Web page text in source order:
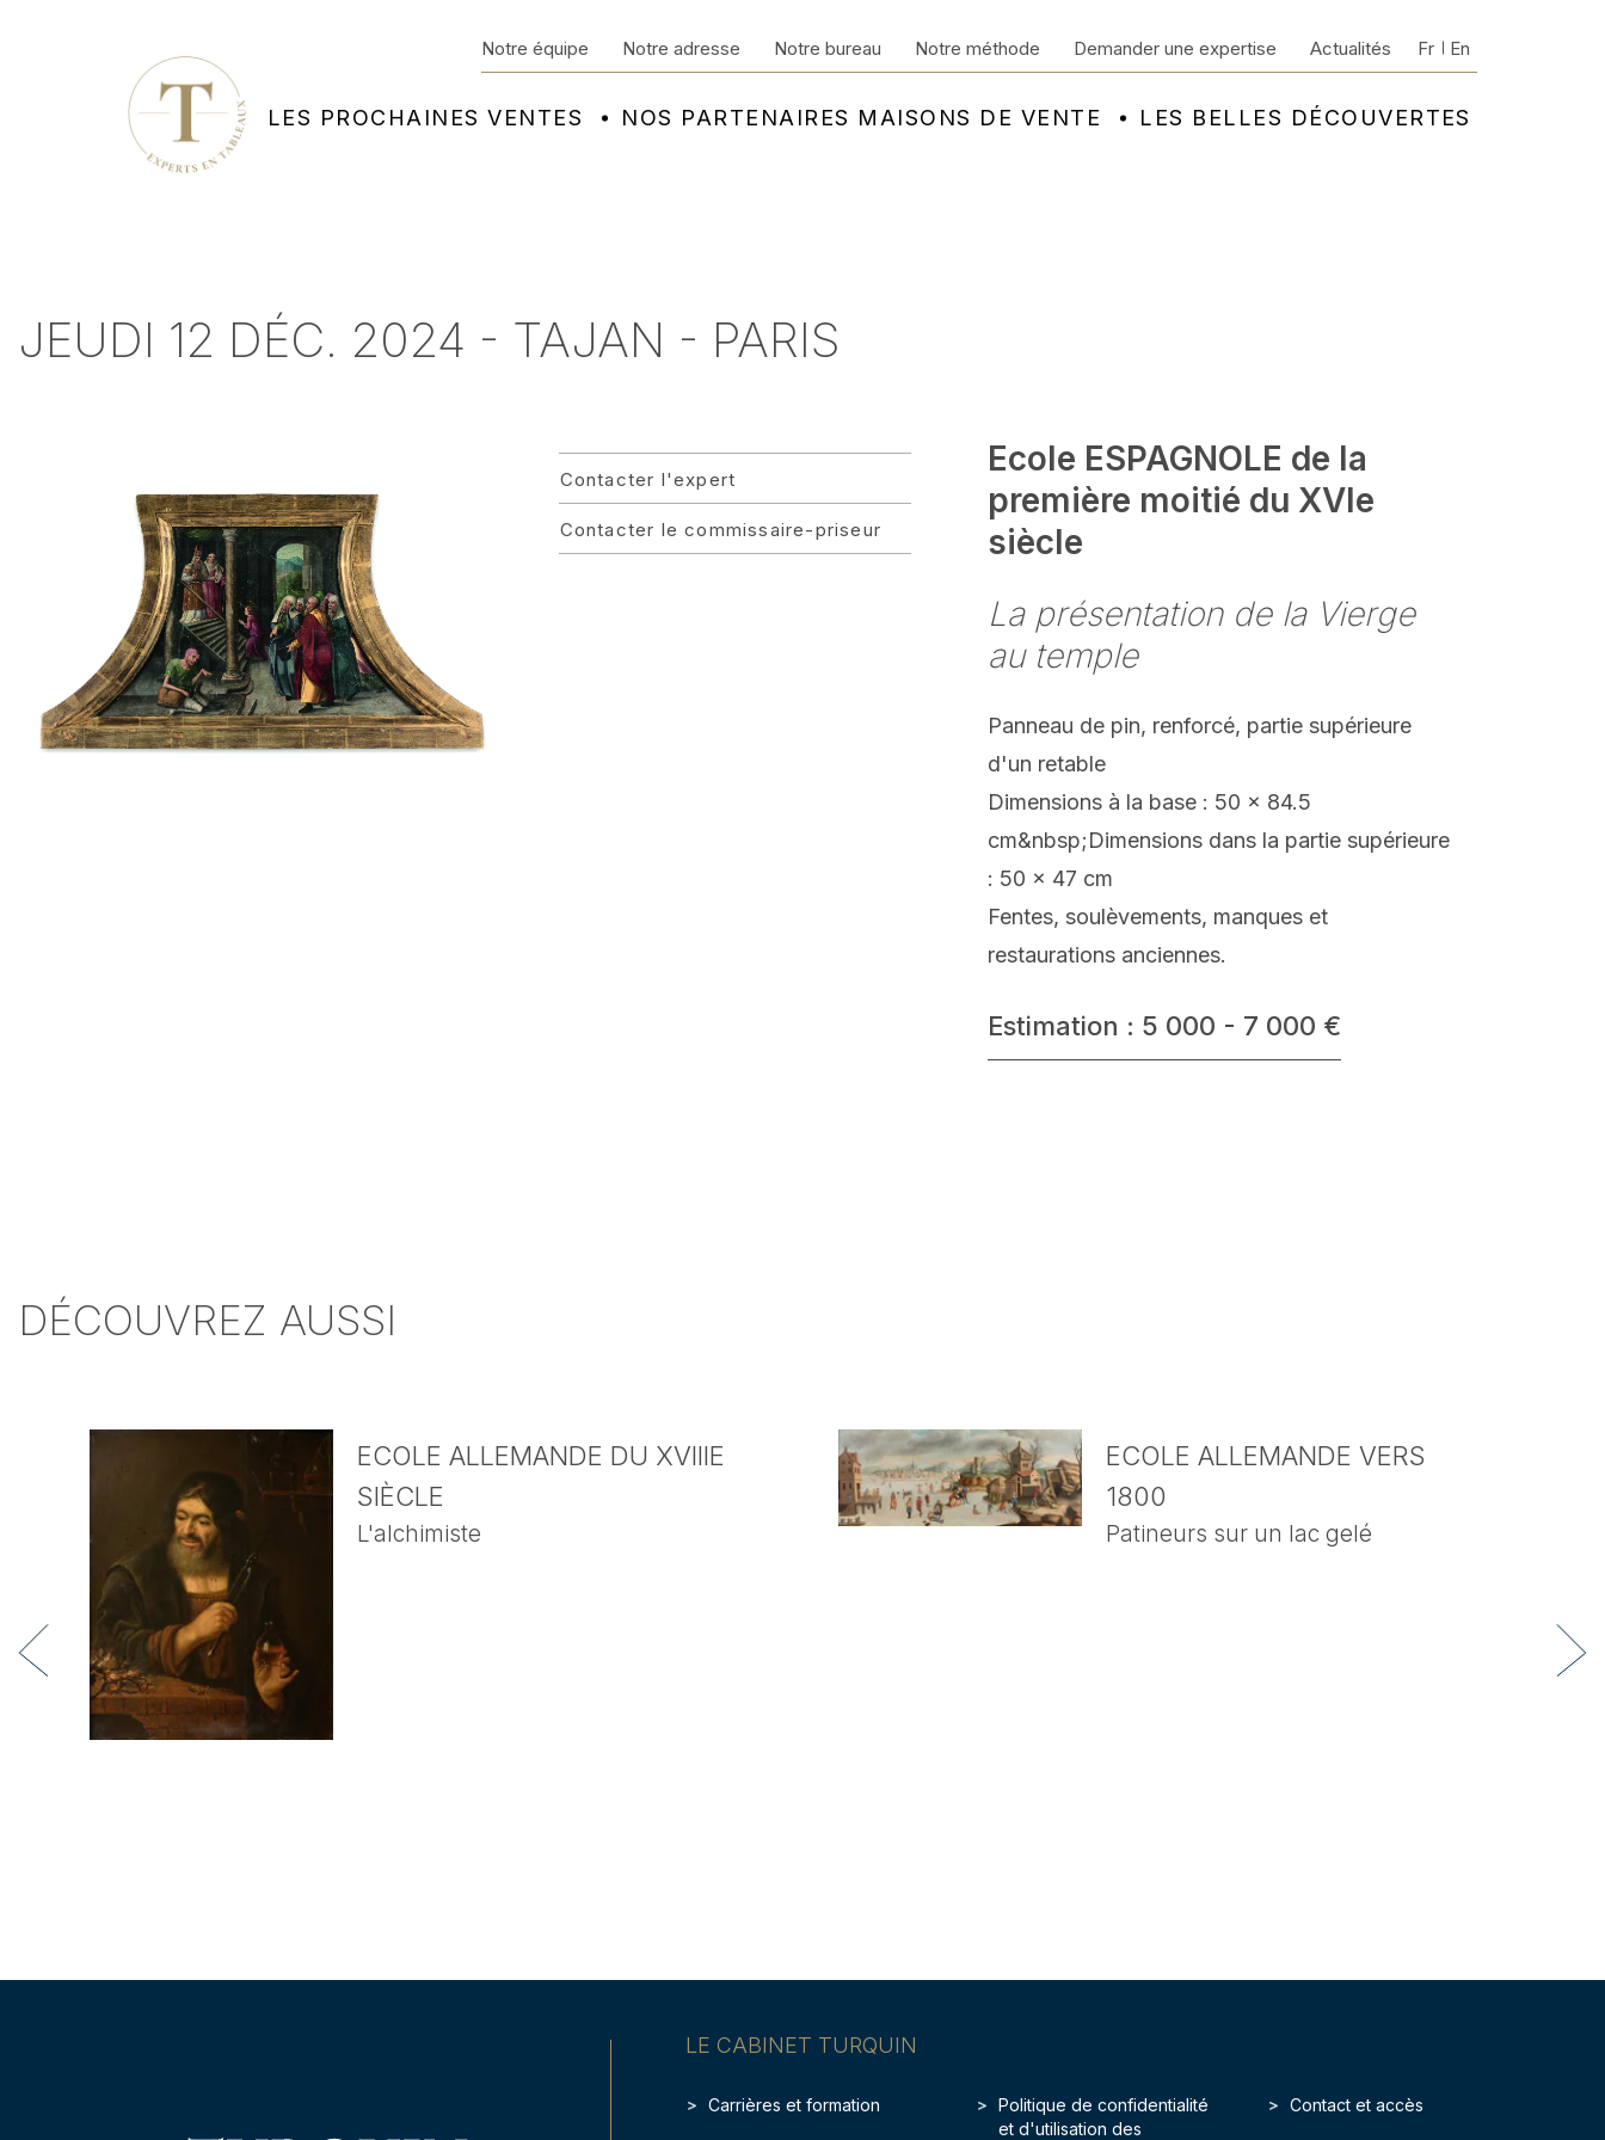
LES PROCHAINES VENTES NOS PARTENAIRES MAISONS DE VENTE LES BELLES DÉCOUVERTES
Notre équipe Notre adresse Notre bureau Notre méthode Demander une expertise Actualités Fr En
JEUDI 12 DÉC. 2024 - TAJAN - PARIS
Contacter l'expert
Contacter le commissaire-priseur
Ecole ESPAGNOLE de la
première moitié du XVIe
siècle
La présentation de la Vierge
au temple
Panneau de pin, renforcé, partie supérieure
d'un retable
Dimensions à la base : 50 x 84.5
cm&nbsp;Dimensions dans la partie supérieure
: 50 x 47 cm
Fentes, soulèvements, manques et
restaurations anciennes.
Estimation : 5 000 - 7 000 €
DÉCOUVREZ AUSSI
ECOLE ALLEMANDE DU XVIIIE
SIÈCLE
L'alchimiste
ECOLE ALLEMANDE VERS
1800
Patineurs sur un lac gelé
LE CABINET TURQUIN
Carrières et formation
Politique de confidentialité
et d'utilisation des
Contact et accès